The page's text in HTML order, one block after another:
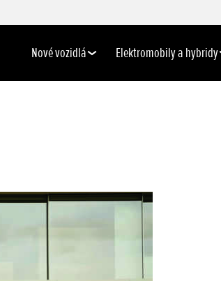
Nové vozidlá Elektromobily a hybridy